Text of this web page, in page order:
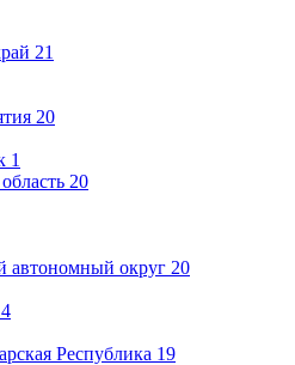
21
20
1
20
автономный округ 20
4
Республика 19